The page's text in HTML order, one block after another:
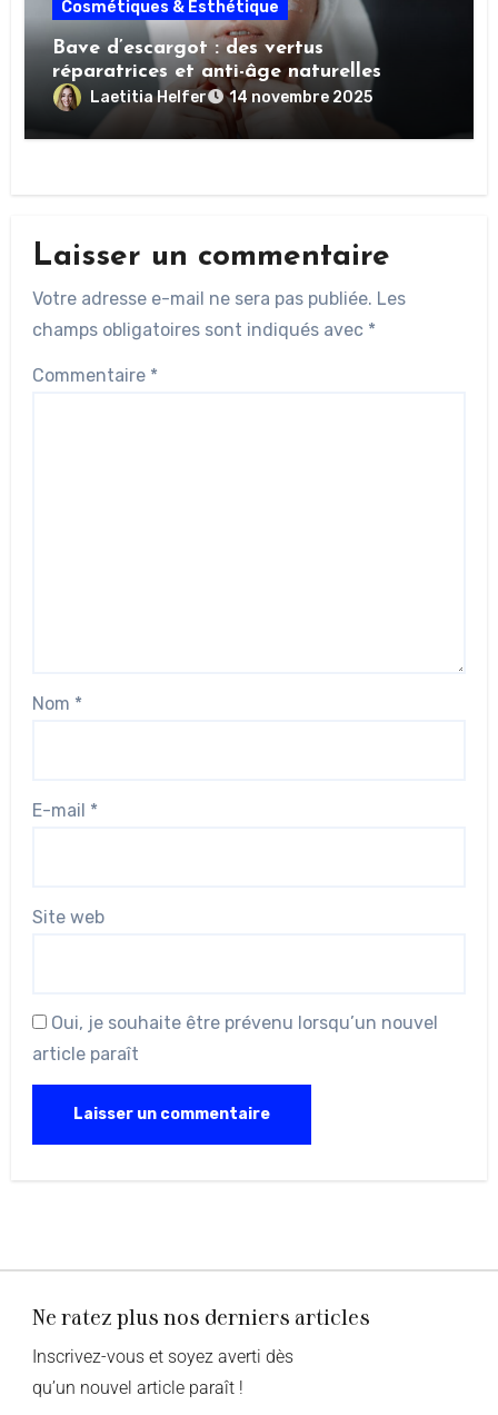
Cosmétiques & Esthétique
Bave d’escargot : des vertus
réparatrices et anti-âge naturelles
Laetitia Helfer 14 novembre 2025
Laisser un commentaire
Votre adresse e-mail ne sera pas publiée. Les
champs obligatoires sont indiqués avec *
Commentaire *
Nom *
E-mail *
Site web
Oui, je souhaite être prévenu lorsqu’un nouvel
article paraît
Ne ratez plus nos derniers articles
Inscrivez-vous et soyez averti dès
qu’un nouvel article paraît !